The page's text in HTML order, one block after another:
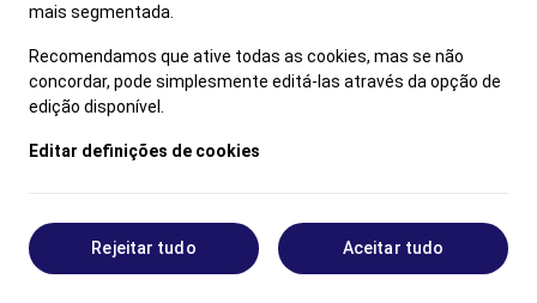
mais segmentada.
Recomendamos que ative todas as cookies, mas se não
concordar, pode simplesmente editá-las através da opção de
edição disponível.
Editar definições de cookies
Rejeitar tudo Aceitar tudo